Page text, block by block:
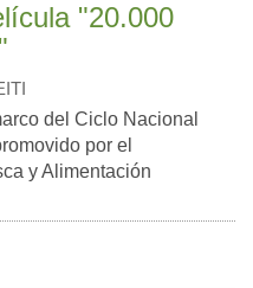
"20.000
del Ciclo Nacional
por el
y Alimentación